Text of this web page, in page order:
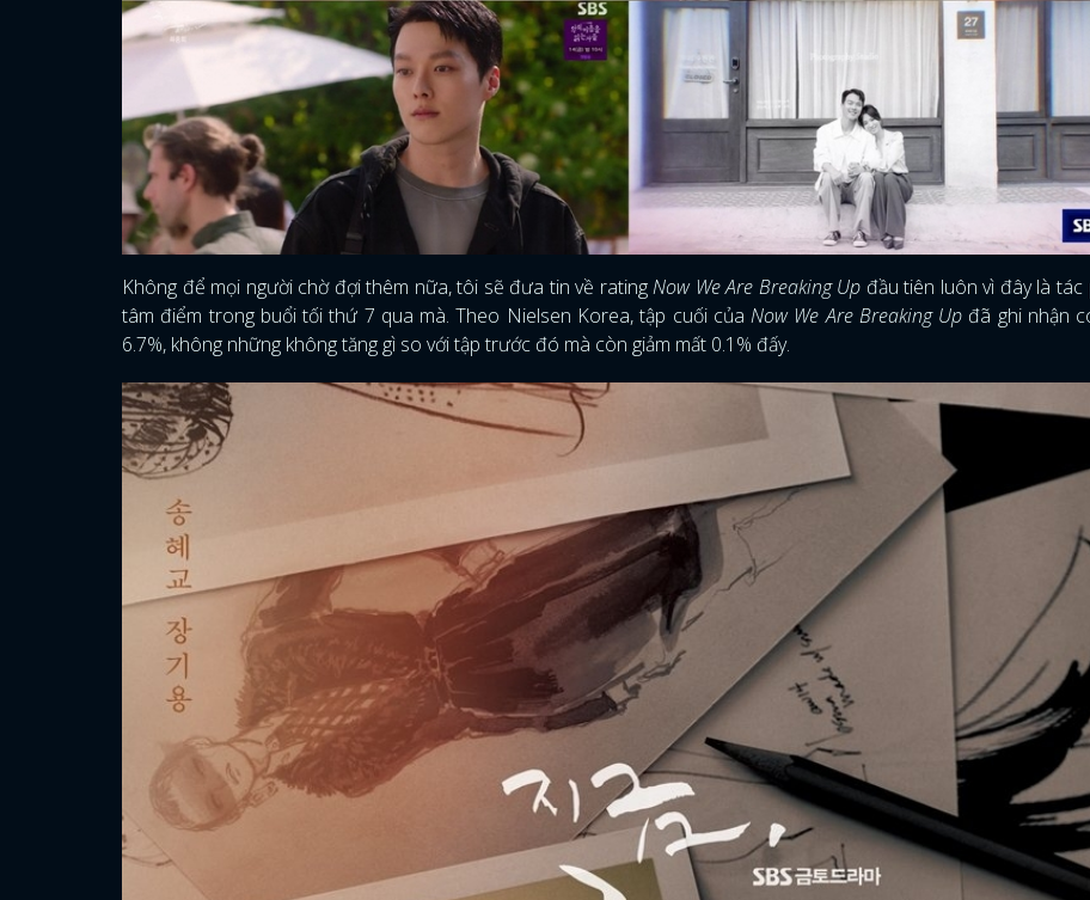
Không để mọi người chờ đợi thêm nữa, tôi sẽ đưa tin về ratingNow We Are Breaking Up đầu tiên luôn vì đây là tác
tâm điểm trong buổi tối thứ 7 qua mà. Theo Nielsen Korea, tập cuối củaNow We Are Breaking Up đã ghi nhận
6.7%, không những không tăng gì so với tập trước đó mà còn giảm mất 0.1% đấy.